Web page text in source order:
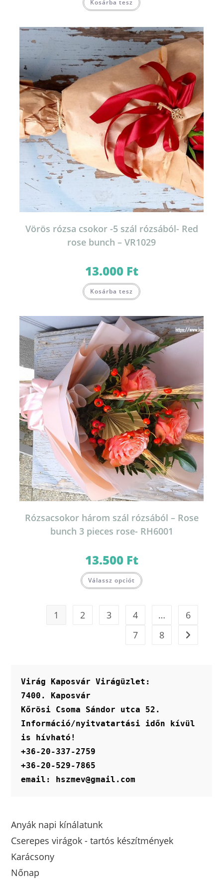
Kosárba tesz
Vörös rózsa csokor -5 szál rózsából- Red
rose bunch – VR1029
13.000 Ft
Kosárba tesz
Rózsacsokor három szál rózsából – Rose
bunch 3 pieces rose- RH6001
13.500 Ft
Válassz opciót
1 2 3 4 …
6
7
8
Virág Kaposvár Virágüzlet:
7400. Kaposvár
Kőrösi Csoma Sándor utca 52.
Információ/nyitvatartási időn kívül
is hívható!
+36-20-337-2759
+36-20-529-7865
email: hszmev@gmail.com
Anyák napi kínálatunk
Cserepes virágok - tartós készítmények
Karácsony
Nőnap